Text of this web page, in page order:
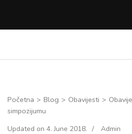
Enter)
Početna > Blog > Obavijesti >
simpozijumu
Updated on 4. June 2018. / Admin